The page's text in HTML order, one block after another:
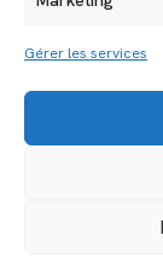
Gérer les services
Alternative: